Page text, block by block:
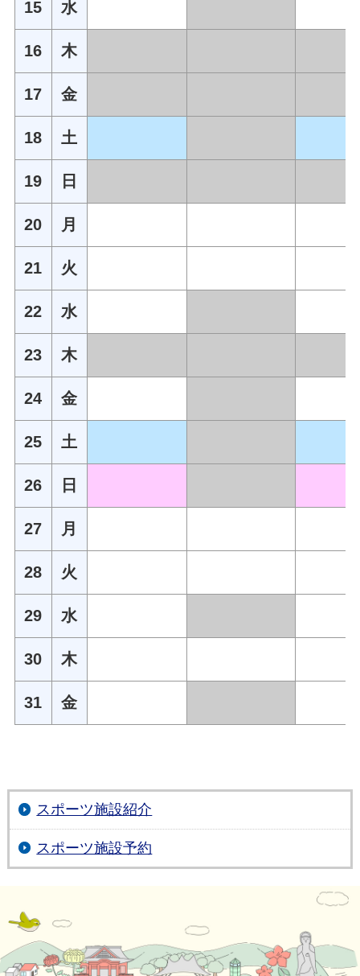
15 水
16 木
17 金
18 土
19 日
20 月
21 火
22 水
23 木
24 金
25 土
26 日
27 月
28 火
29 水
30 木
31 金
スポーツ施設紹介
スポーツ施設予約